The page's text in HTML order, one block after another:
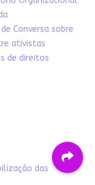
Conversa sobre
ativistas
de direitos
das